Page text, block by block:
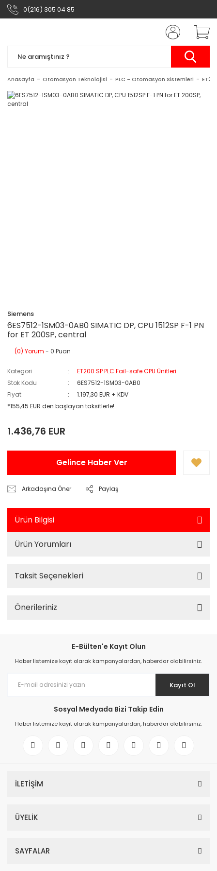
0(216) 305 04 85
Anasayfa Otomasyon Teknolojisi PLC - Otomasyon Sistemleri
Siemens
6ES7512-1SM03-0AB0 SIMATIC DP, CPU 1512SP F-1 PN
for ET 200SP, central
(0) Yorum - 0 Puan
Kategori
ET200 SP PLC Fail-safe CPU Ünitleri
Stok Kodu
6ES7512-1SM03-0AB0
Fiyat
1.197,30 EUR + KDV
*155,45 EUR den başlayan taksitlerle!
1.436,76 EUR
Gelince Haber Ver
Arkadaşına Öner Paylaş
Ürün Bilgisi
Ürün Yorumları
Taksit Seçenekleri
Önerileriniz
E-Bülten'e Kayıt Olun
Haber listemize kayıt olarak kampanyalardan, haberdar olabilirsiniz.
Kayıt Ol
Sosyal Medyada Bizi Takip Edin
Haber listemize kayıt olarak kampanyalardan, haberdar olabilirsiniz.
İLETİŞİM
ÜYELİK
SAYFALAR